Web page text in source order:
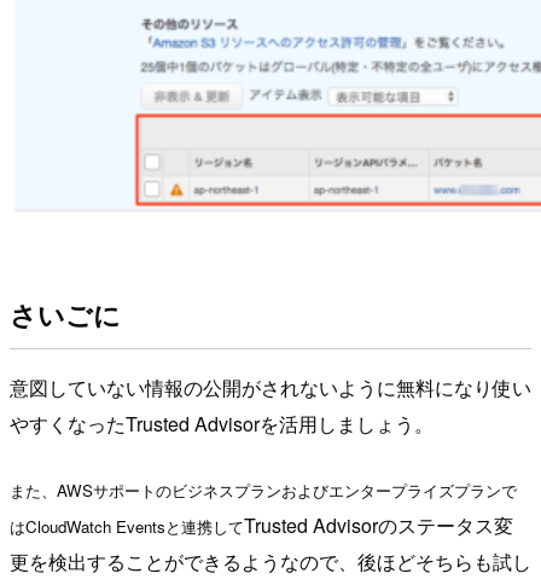
さいごに
意図していない情報の公開がされないように無料になり使い
やすくなったTrusted Advisorを活用しましょう。
また、AWSサポートのビジネスプランおよびエンタープライズプランで
はCloudWatch Eventsと連携してTrusted Advisorのステータス変
更を検出することができるようなので、後ほどそちらも試し